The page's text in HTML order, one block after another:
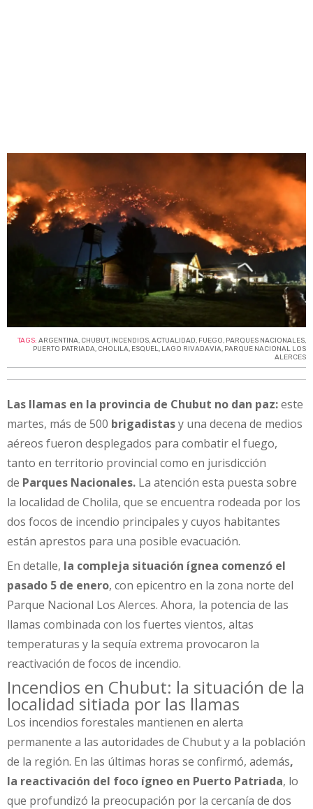
TAGS: ARGENTINA, CHUBUT, INCENDIOS,ACTUALIDAD, FUEGO, PARQUES NACIONALES,
PUERTO PATRIADA, CHOLILA, ESQUEL, LAGO RIVADAVIA, PARQUE NACIONAL LOS
ALERCES
Las llamas en la provincia de Chubut no dan paz:este
martes, más de 500 brigadistasy una decena de medios
aéreos fueron desplegados para combatir el fuego,
tanto en territorio provincial como en jurisdicción
de Parques Nacionales. La atención esta puesta sobre
la localidad de Cholila, que se encuentra rodeada por los
dos focos de incendio principales y cuyos habitantes
están aprestos para una posible evacuación.
En detalle, la compleja situación ígnea comenzó el
pasado 5 de enero, con epicentro en la zona norte del
Parque Nacional Los Alerces. Ahora, la potencia de las
llamas combinada con los fuertes vientos, altas
temperaturas y la sequía extrema provocaron la
reactivación de focos de incendio.
Incendios en Chubut: la situación de la
localidad sitiada por las llamas
Los incendios forestales mantienen en alerta
permanente a las autoridades de Chubut y a la población
de la región. En las últimas horas se confirmó, además,
la reactivación del foco ígneo en Puerto Patriada, lo
que profundizó la preocupación por la cercanía de dos